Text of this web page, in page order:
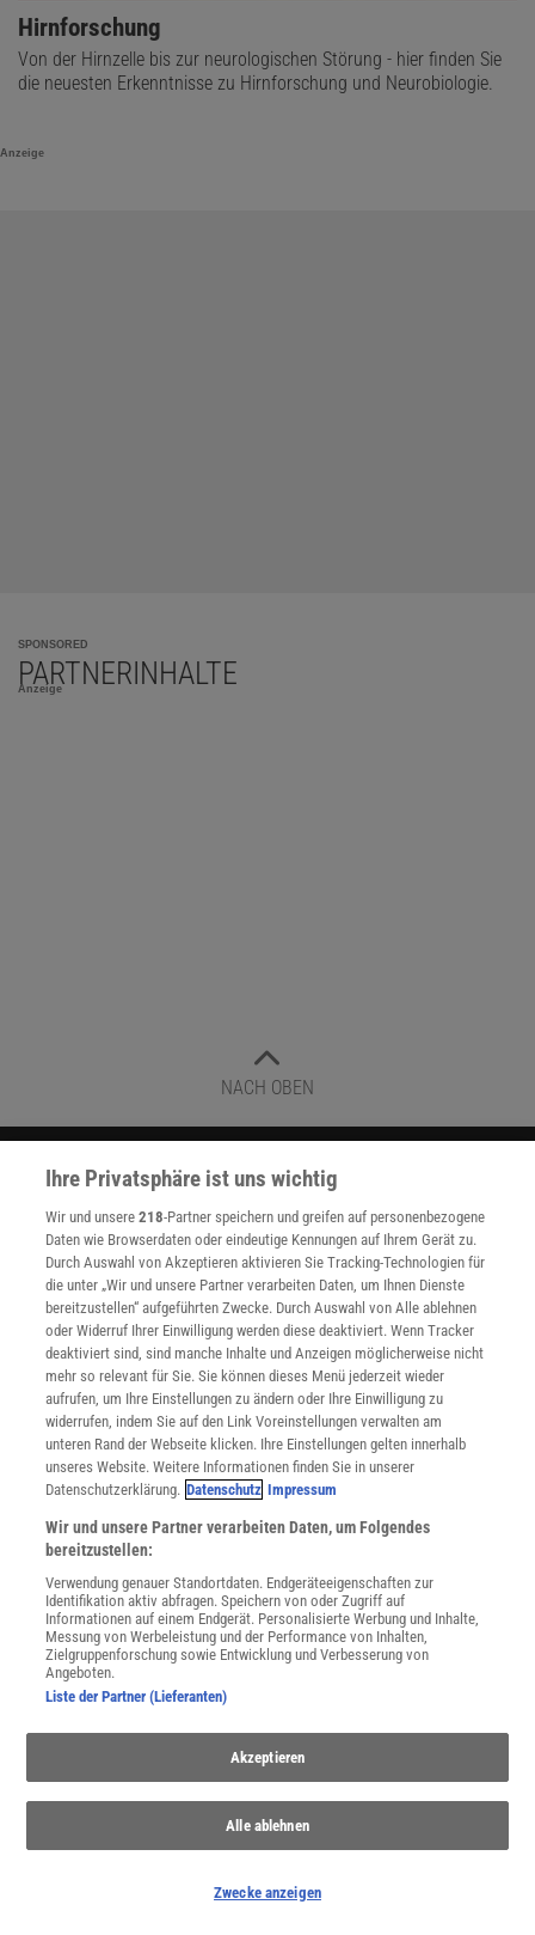
Hirnforschung
Von der Hirnzelle bis zur neurologischen Störung - hier finden Sie
die neuesten Erkenntnisse zu Hirnforschung und Neurobiologie.
Anzeige
SPONSORED
PARTNERINHALTE
Anzeige
NACH OBEN
Für Sie im Spektrum-Shop und am Kiosk:
WEITERE NEUERSCHEINUNGEN SPEKTRUM SHOP
Spektrum.de-Newsletter abonnieren
JETZT ANMELDEN!
mit Ihren personenbezogenen Daten finden Sie in unsererDatenschutzerklärung
SERVICES
Newsletter
Kontakt
Im Handel kaufen
Ihre Privatsphäre ist uns wichtig
Wir und unsere218-Partner speichern und greifen auf personenbezogene
Daten wie Browserdaten oder eindeutige Kennungen auf Ihrem Gerät zu.
Durch Auswahl von Akzeptieren aktivieren Sie Tracking-Technologien für
die unter „Wir und unsere Partner verarbeiten Daten, um Ihnen Dienste
bereitzustellen“ aufgeführten Zwecke. Durch Auswahl von Alle ablehnen
oder Widerruf Ihrer Einwilligung werden diese deaktiviert. Wenn Tracker
deaktiviert sind, sind manche Inhalte und Anzeigen möglicherweise nicht
mehr so relevant für Sie. Sie können dieses Menü jederzeit wieder
aufrufen, um Ihre Einstellungen zu ändern oder Ihre Einwilligung zu
widerrufen, indem Sie auf den Link Voreinstellungen verwalten am
unteren Rand der Webseite klicken. Ihre Einstellungen gelten innerhalb
unseres Website. Weitere Informationen finden Sie in unserer
Datenschutzerklärung. Datenschutz Impressum
Wir und unsere Partner verarbeiten Daten, um Folgendes
bereitzustellen:
Verwendung genauer Standortdaten. Endgeräteeigenschaften zur
Identifikation aktiv abfragen. Speichern von oder Zugriff auf
Informationen auf einem Endgerät. Personalisierte Werbung und Inhalte,
Messung von Werbeleistung und der Performance von Inhalten,
Zielgruppenforschung sowie Entwicklung und Verbesserung von
Angeboten.
Liste der Partner (Lieferanten)
Akzeptieren
Alle ablehnen
Zwecke anzeigen